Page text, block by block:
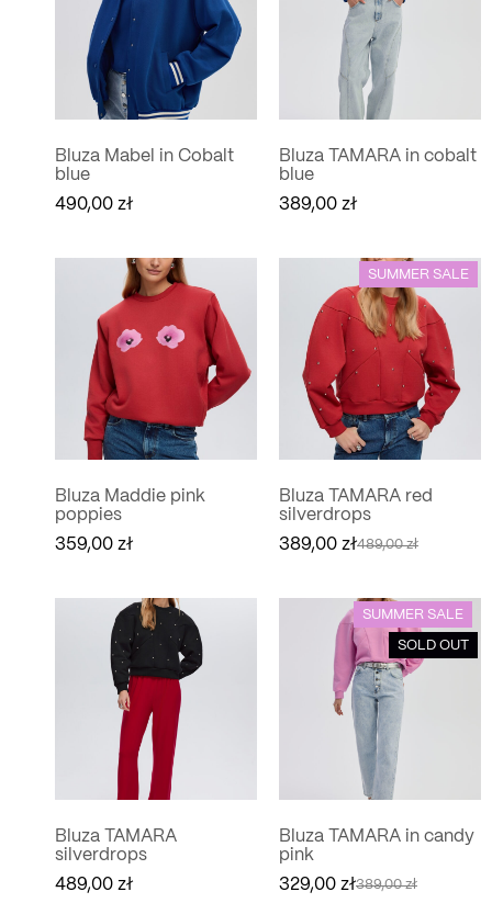
Bluza Mabel in Cobalt
blue
490,00 zł
Bluza TAMARA in cobalt
blue
389,00 zł
Bluza Maddie pink
poppies
359,00 zł
SUMMER SALE
Bluza TAMARA red
silverdrops
489,00zł
Pierwotna
489,00 zł.
389,00 złAktualna
389,00 zł.
Bluza TAMARA
silverdrops
489,00 zł
SUMMER SALE
SOLD OUT
Bluza TAMARA in candy
pink
389,00zł
Pierwotna
329,00 złAktualna